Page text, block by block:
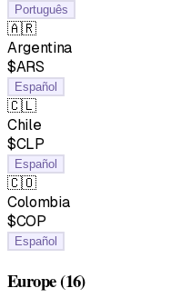
Português
🇦🇷
Argentina
$ARS
Español
🇨🇱
Chile
$CLP
Español
🇨🇴
Colombia
$COP
Español
Europe(16)